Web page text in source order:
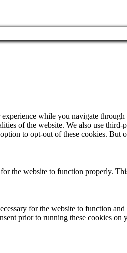
while you navigate
of the website. We also use
to opt-out of these cookies.
the website to function properly.
for the website to function
prior to running these cookies on